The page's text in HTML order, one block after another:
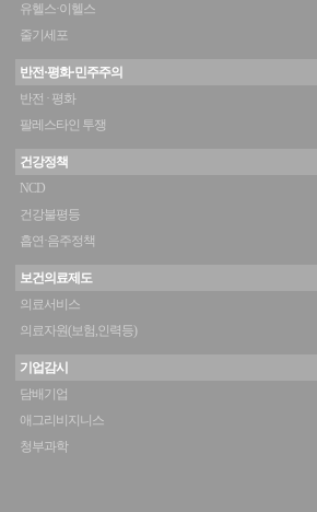
유헬스·이헬스
줄기세포
반전·평화·민주주의
반전 · 평화
팔레스타인 투쟁
건강정책
NCD
건강불평등
흡연·음주정책
보건의료제도
의료서비스
의료자원(보험,인력등)
기업감시
담배기업
애그리비지니스
청부과학